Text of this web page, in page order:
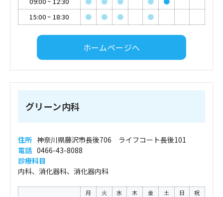
15:00~ 18:30 ● ● ● ●
ホームページへ
グリーン内科
住所 神奈川県藤沢市長後706 ライフコート長後101
電話 0466-43-8088
診療科目
内科、消化器科、消化器内科
月 火 水 木 金 土 日 祝